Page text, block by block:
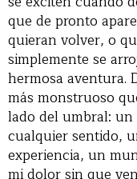
que de pronto
quieran volver, o
simplemente se
hermosa aventura.
más monstruoso
lado del umbral:
cualquier sentido,
experiencia, un